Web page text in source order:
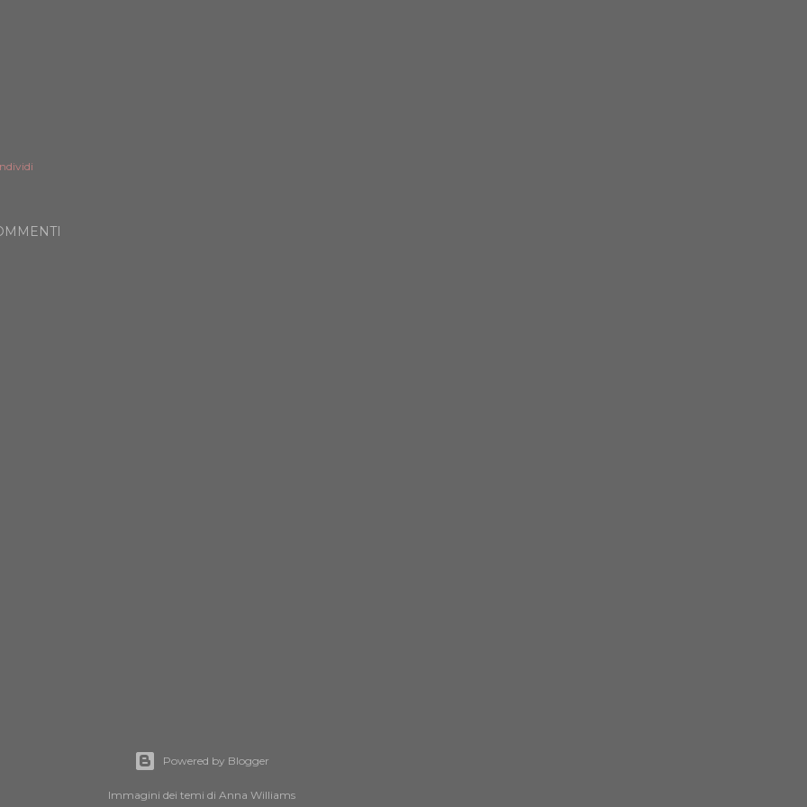
Powered by Blogger
Immagini dei temi di Anna Williams